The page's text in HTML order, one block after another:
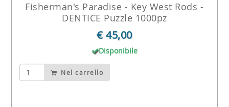
Fisherman's Paradise - Key West Rods -
DENTICE Puzzle 1000pz
€ 45,00
Disponibile
Nel carrello